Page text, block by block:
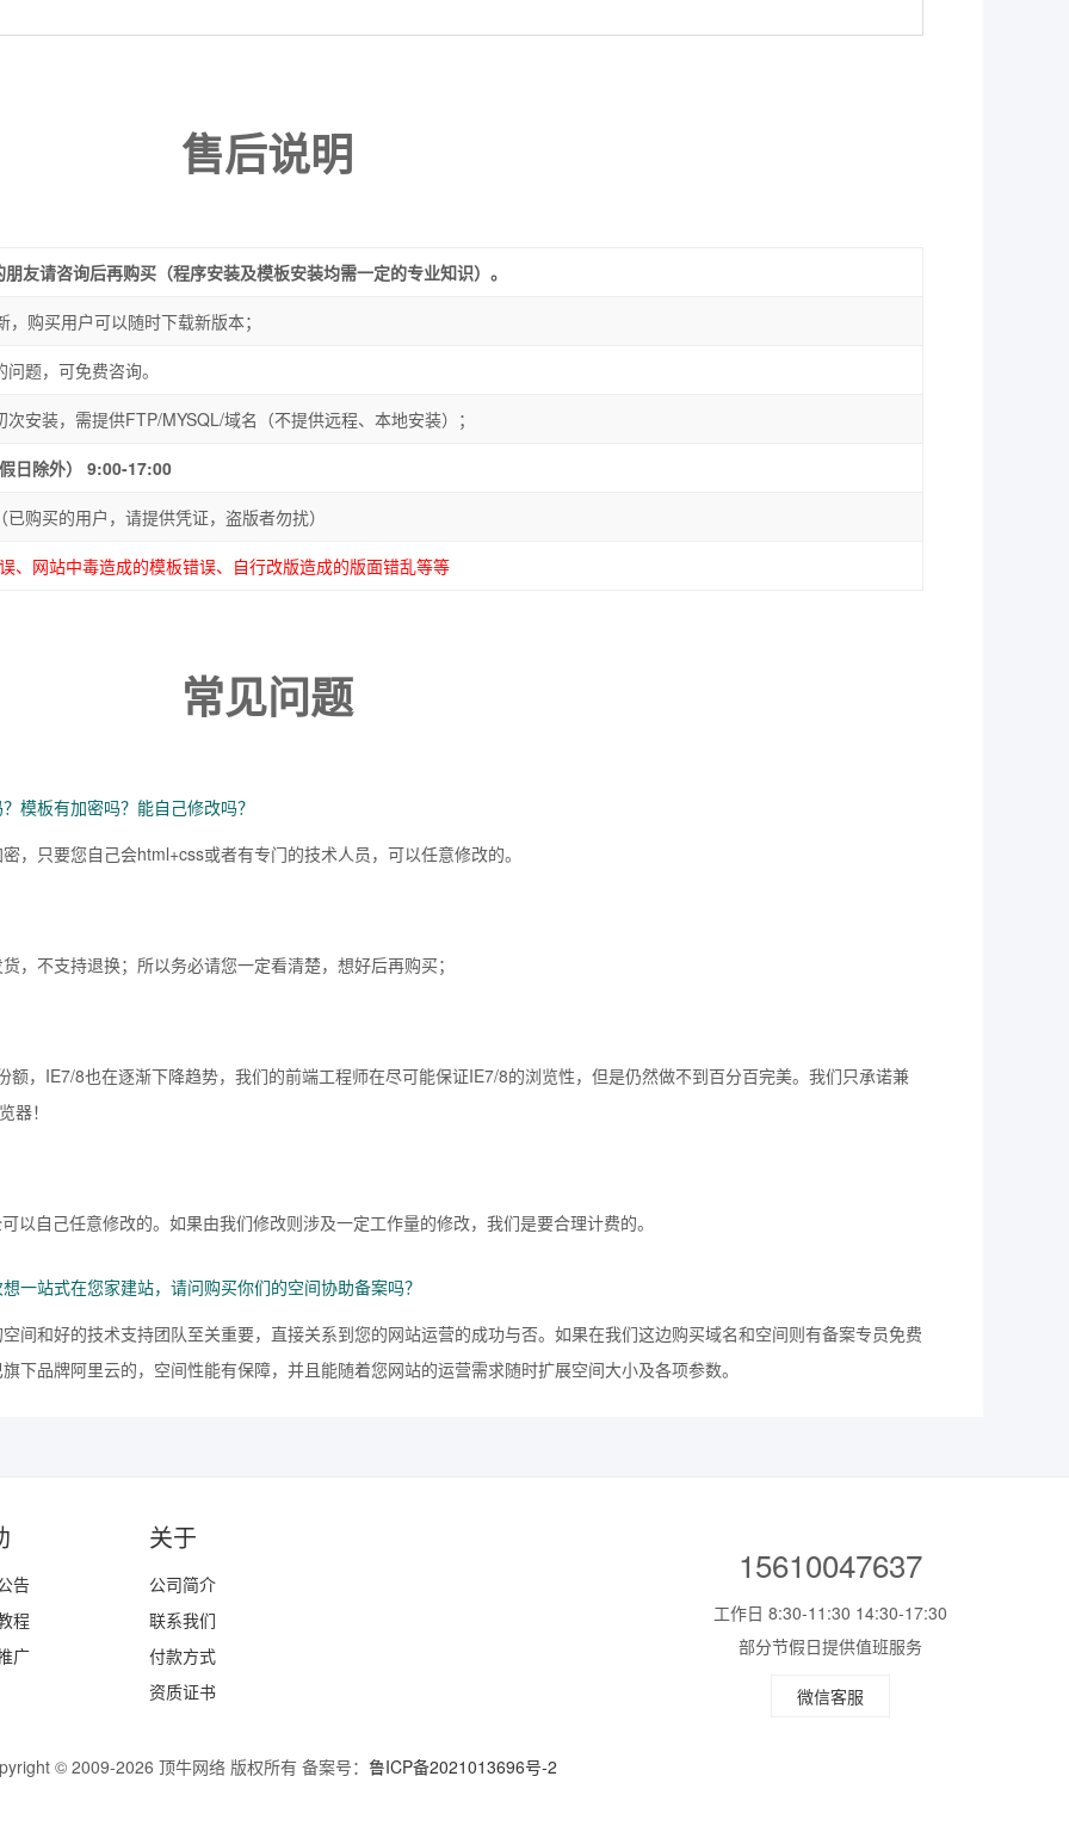
售后说明
友请咨询后再购买（程序安装及模板安装均需一定的专业知识）。
购买用户可以随时下载新版本；
题，可免费咨询。
安装，需提供FTP/MYSQL/域名（不提供远程、本地安装）；
日除外） 9:00-17:00
购买的用户，请提供凭证，盗版者勿扰）
、网站中毒造成的模板错误、自行改版造成的版面错乱等等
常见问题
模板有加密吗？能自己修改吗？
，只要您自己会html+css或者有专门的技术人员，可以任意修改的。
，不支持退换；所以务必请您一定看清楚，想好后再购买；
，IE7/8也在逐渐下降趋势，我们的前端工程师在尽可能保证IE7/8的浏览性，但是仍然做不到百分百完美。我们只承诺兼
器！
以自己任意修改的。如果由我们修改则涉及一定工作量的修改，我们是要合理计费的。
一站式在您家建站，请问购买你们的空间协助备案吗？
间和好的技术支持团队至关重要，直接关系到您的网站运营的成功与否。如果在我们这边购买域名和空间则有备案专员免费
下品牌阿里云的，空间性能有保障，并且能随着您网站的运营需求随时扩展空间大小及各项参数。
告
程
广
关于
公司简介
联系我们
付款方式
资质证书
15610047637
工作日 8:30-11:30 14:30-17:30
部分节假日提供值班服务
微信客服
© 2009-2026 顶牛网络 版权所有 备案号： 鲁ICP备2021013696号-2